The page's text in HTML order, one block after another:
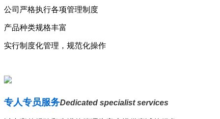
公司严格执行各项管理制度
产品种类规格丰富
实行制度化管理，规范化操作
专人专员服务Dedicated specialist services